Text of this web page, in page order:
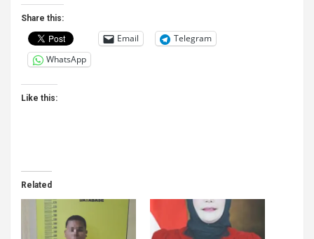
Share this:
Email
Telegram
WhatsApp
Like this:
Related